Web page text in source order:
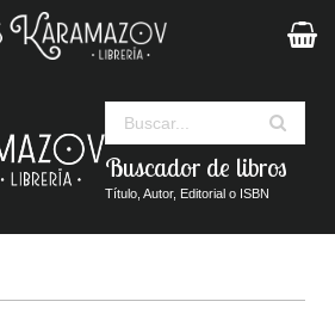
Buscador de libros
Título, Autor, Editorial o ISBN